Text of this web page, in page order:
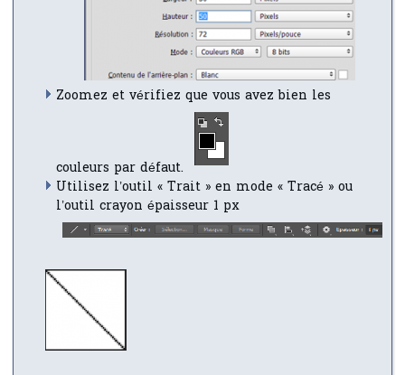
Zoomez et vérifiez que vous avez bien les
couleurs par défaut.
Utilisez l’outil « Trait » en mode « Tracé » ou
l’outil crayon épaisseur 1 px